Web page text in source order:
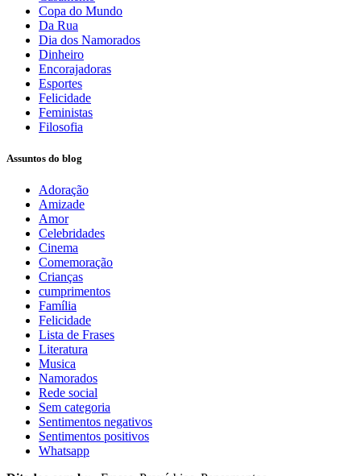
Copa do Mundo
Da Rua
Dia dos Namorados
Dinheiro
Encorajadoras
Esportes
Felicidade
Feministas
Filosofia
Assuntos do blog
Adoração
Amizade
Amor
Celebridades
Cinema
Comemoração
Crianças
cumprimentos
Família
Felicidade
Lista de Frases
Literatura
Musica
Namorados
Rede social
Sem categoria
Sentimentos negativos
Sentimentos positivos
Whatsapp